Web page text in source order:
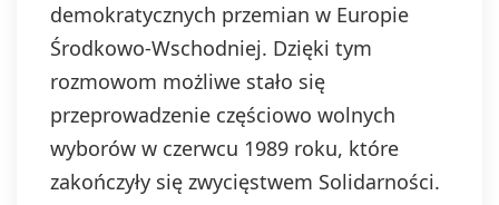
demokratycznych przemian w Europie
Środkowo-Wschodniej. Dzięki tym
rozmowom możliwe stało się
przeprowadzenie częściowo wolnych
wyborów w czerwcu 1989 roku, które
zakończyły się zwycięstwem Solidarności.